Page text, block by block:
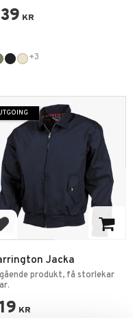
KR
+3
Add to favorites
Jacka
produkt, få storlekar
KR